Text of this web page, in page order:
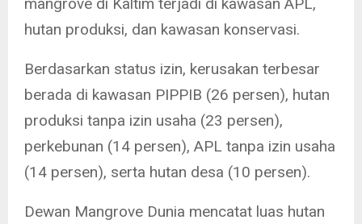
hutan produksi, dan kawasan konservasi.
Berdasarkan status izin, kerusakan terbesar
berada di kawasan PIPPIB (26 persen), hutan
produksi tanpa izin usaha (23 persen),
perkebunan (14 persen), APL tanpa izin usaha
(14 persen), serta hutan desa (10 persen).
Dewan Mangrove Dunia mencatat luas hutan